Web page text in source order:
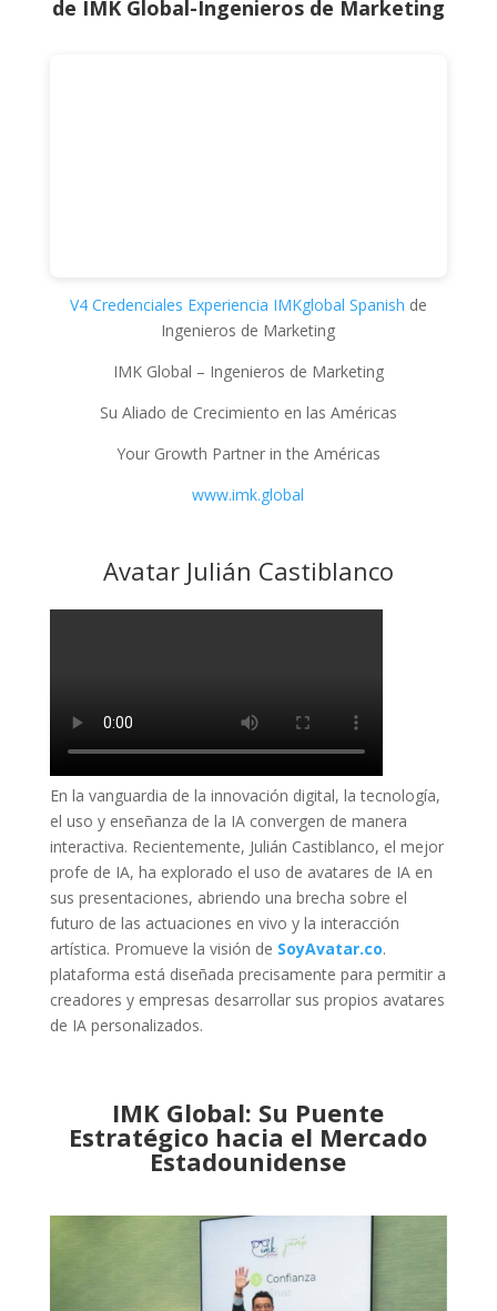
de IMK Global-Ingenieros de Marketing
V4 Credenciales Experiencia IMKglobal Spanish de
Ingenieros de Marketing
IMK Global – Ingenieros de Marketing
Su Aliado de Crecimiento en las Américas
Your Growth Partner in the Américas
www.imk.global
Avatar Julián Castiblanco
En la vanguardia de la innovación digital, la tecnología,
el uso y enseñanza de la IA convergen de manera
interactiva. Recientemente, Julián Castiblanco, el mejor
profe de IA, ha explorado el uso de avatares de IA en
sus presentaciones, abriendo una brecha sobre el
futuro de las actuaciones en vivo y la interacción
artística. Promueve la visión de SoyAvatar.co.
plataforma está diseñada precisamente para permitir a
creadores y empresas desarrollar sus propios avatares
de IA personalizados.
IMK Global: Su Puente
Estratégico hacia el Mercado
Estadounidense